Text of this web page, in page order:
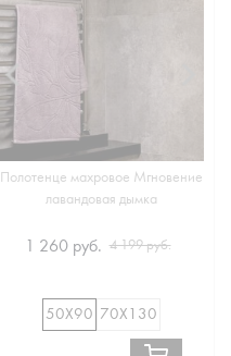
Полотенце махровое Мгновение
лавандовая дымка
1 260 руб. 4 199 руб.
50Х90 70Х130